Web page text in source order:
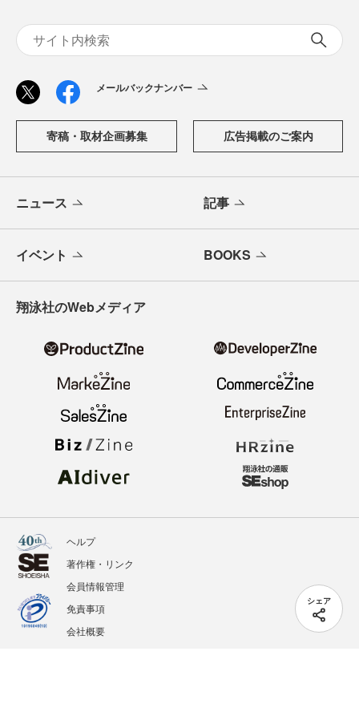
シェア
メールバックナンバー
寄稿・取材企画募集 広告掲載のご案内
ニュース 記事
イベント BOOKS
翔泳社のWebメディア
ヘルプ
著作権・リンク
会員情報管理
免責事項
会社概要